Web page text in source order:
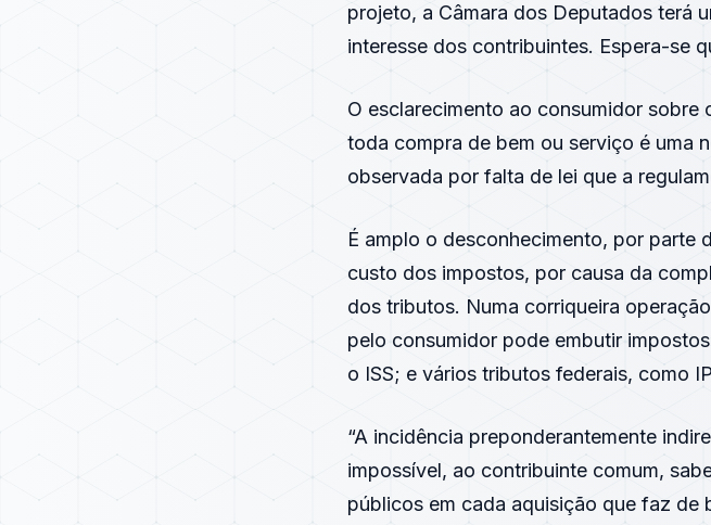
projeto, a Câmara dos Deputados terá
interesse dos contribuintes. Espera-se
O esclarecimento ao consumidor
toda compra de bem ou serviço é uma
observada por falta de lei que a
É amplo o desconhecimento, por parte
custo dos impostos, por causa da
dos tributos. Numa corriqueira
pelo consumidor pode embutir
o ISS; e vários tributos federais, como
“A incidência preponderantemente
impossível, ao contribuinte comum,
públicos em cada aquisição que faz de